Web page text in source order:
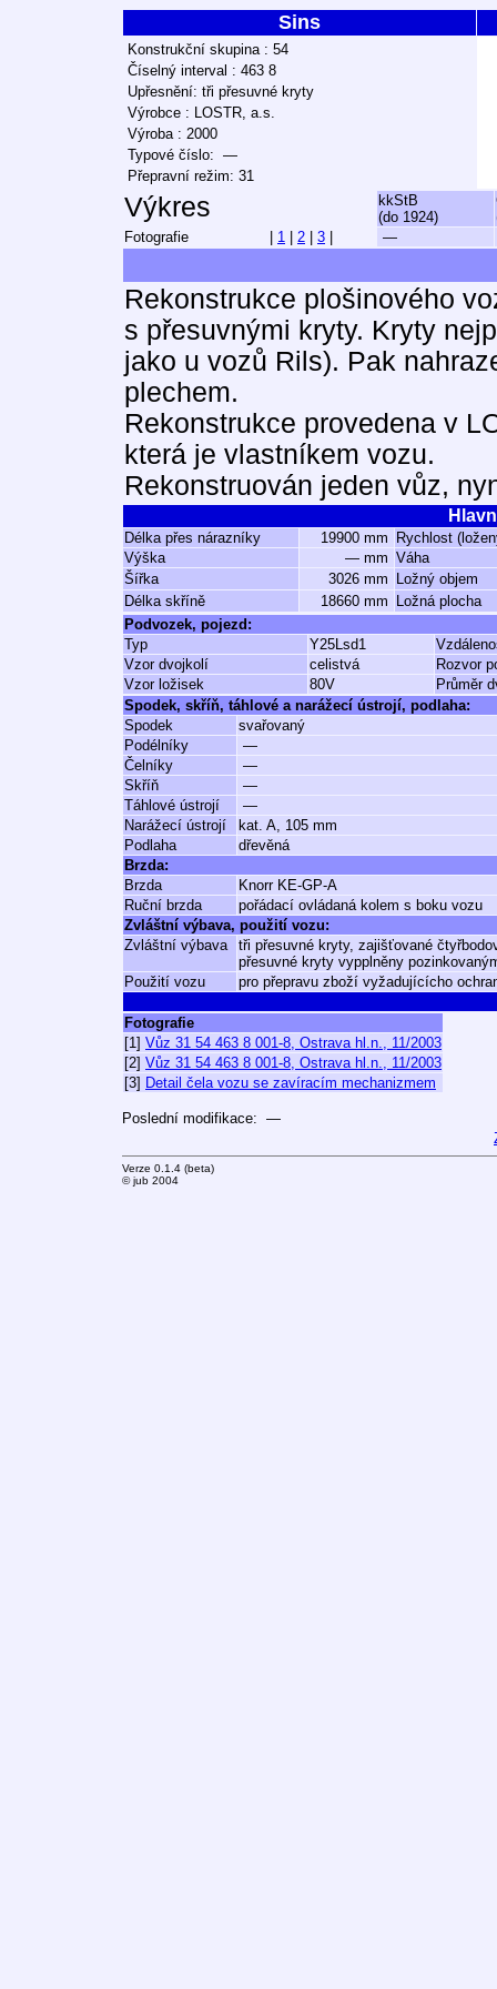
Sins
Konstrukční skupina : 54
Číselný interval : 463 8
Upřesnění: tři přesuvné kryty
Výrobce : LOSTR, a.s.
Výroba : 2000
Typové číslo: —
Přepravní režim: 31
Výkres
kkStB
(do 1924)
Fotografie
1 2 3 —
Rekonstrukce plošinového
s přesuvnými kryty. Kryty
jako u vozů Rils). Pak
plechem.
Rekonstrukce provedena v
která je vlastníkem vozu.
Rekonstruován jeden vůz,
Délka přes nárazníky 19900 mm
Rychlost
Výška
— mm Váha
Šířka
3026 mm
Ložný objem
Délka skříně
18660 mm
Ložná plocha
Podvozek, pojezd:
Typ
Y25Lsd1
Vzor dvojkolí
celistvá
Rozvor
Vzor ložisek
80V
Průměr
Spodek, skříň, táhlové a narážecí ústrojí, podlaha:
Spodek
svařovaný
Podélníky
—
Čelníky
—
Skříň
—
Táhlové ústrojí
—
Narážecí ústrojí
kat. A, 105 mm
Podlaha
dřevěná
Brzda:
Brzda
Knorr KE-GP-A
Ruční brzda
pořádací ovládaná kolem s boku vozu
Zvláštní výbava, použití vozu:
Zvláštní výbava
tři přesuvné kryty, zajišťované
přesuvné kryty vypplněny
Použití vozu
pro přepravu zboží vyžadujícícho
Fotografie
[1] Vůz 31 54 463 8 001-8, Ostrava hl.n., 11/2003
[2] Vůz 31 54 463 8 001-8, Ostrava hl.n., 11/2003
[3] Detail čela vozu se zavíracím mechanizmem
Poslední modifikace: —
Verze 0.1.4 (beta)
© jub 2004